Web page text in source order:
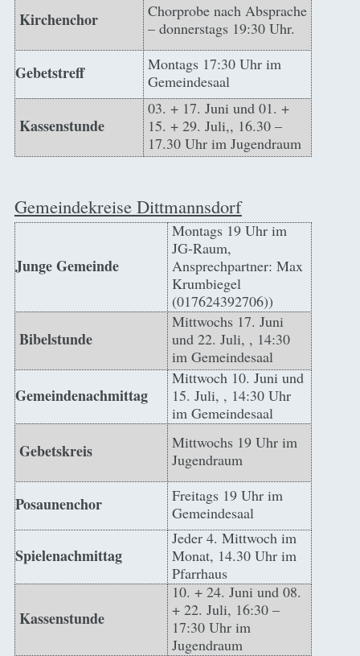
Kirchenchor
Chorprobe nach Absprache
– donnerstags 19:30 Uhr.
Gebetstreff
Montags 17:30 Uhr im
Gemeindesaal
Kassenstunde
03. + 17. Juni und 01. +
15. + 29. Juli,, 16.30 –
17.30 Uhr im Jugendraum
Gemeindekreise Dittmannsdorf
Junge Gemeinde
Montags 19 Uhr im
JG-Raum,
Ansprechpartner: Max
Krumbiegel
(017624392706))
Bibelstunde
Mittwochs 17. Juni
und 22. Juli, , 14:30
im Gemeindesaal
Gemeindenachmittag
Mittwoch 10. Juni und
15. Juli, , 14:30 Uhr
im Gemeindesaal
Gebetskreis
Mittwochs 19 Uhr im
Jugendraum
Posaunenchor
Freitags 19 Uhr im
Gemeindesaal
Spielenachmittag
Jeder 4. Mittwoch im
Monat, 14.30 Uhr im
Pfarrhaus
Kassenstunde
10. + 24. Juni und 08.
+ 22. Juli, 16:30 –
17:30 Uhr im
Jugendraum